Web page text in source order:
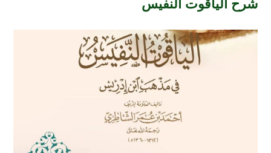
شرح الياقوت النفيس